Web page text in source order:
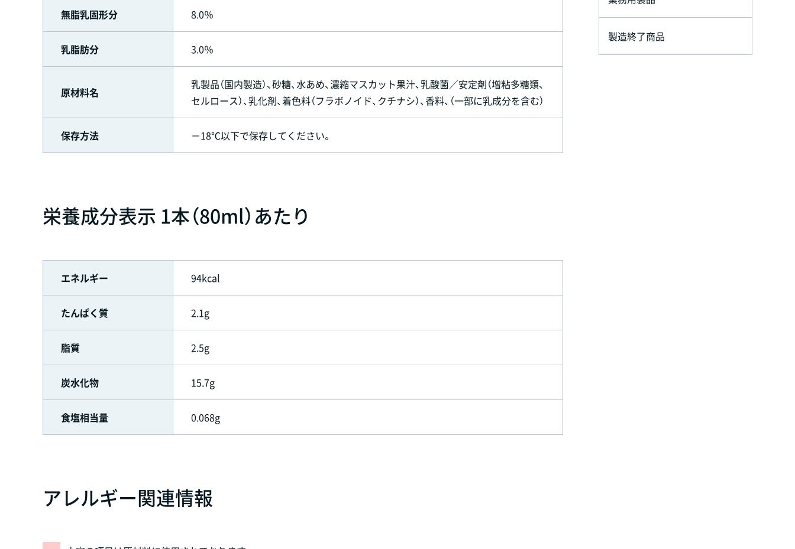
無脂乳固形分 8.0％
乳脂肪分 3.0％
原材料名
乳製品（国内製造）、砂糖、水あめ、濃縮マスカット果汁、乳酸菌／安定剤（増粘多糖類、
セルロース）、乳化剤、着色料（フラボノイド、クチナシ）、香料、（一部に乳成分を含む）
保存方法 －18℃以下で保存してください。
栄養成分表示 1本（80ml）あたり
エネルギー 94kcal
たんぱく質 2.1g
脂質 2.5g
炭水化物 15.7g
食塩相当量 0.068g
アレルギー関連情報
製造終了商品